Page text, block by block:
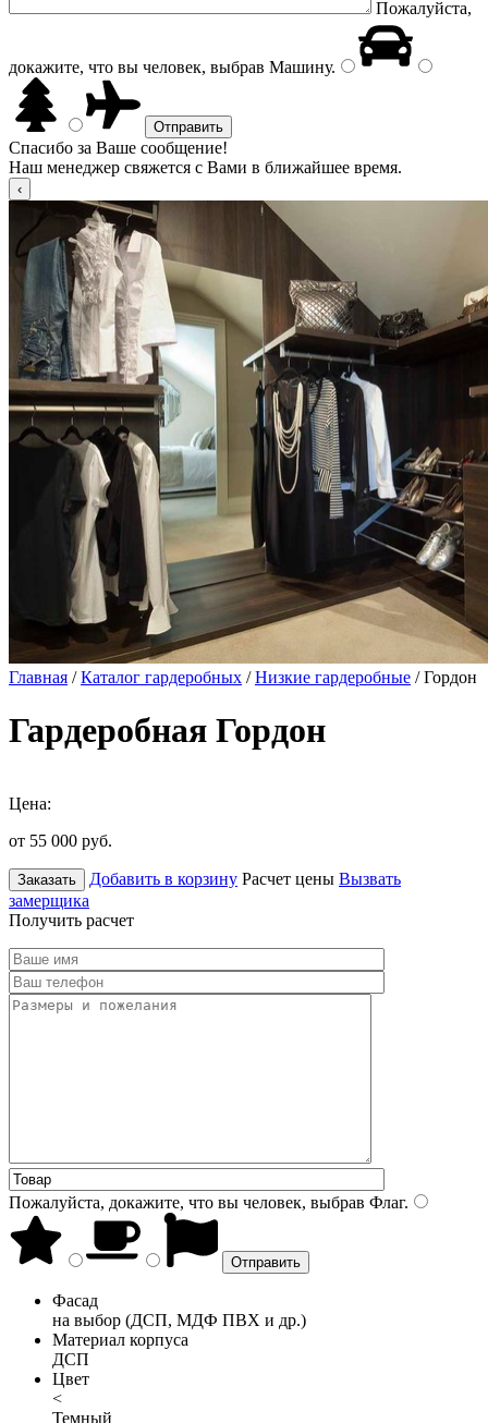
Пожалуйста,
докажите, что вы человек, выбрав Машину.
Спасибо за Ваше сообщение!
Наш менеджер свяжется с Вами в ближайшее время.
Главная /Каталог гардеробных /Низкие гардеробные / Гордон
Гардеробная Гордон
Цена:
от 55 000 руб.
Заказать Добавить в корзину Расчет цены Вызвать
замерщика
Получить расчет
Пожалуйста, докажите, что вы человек, выбрав Флаг.
Фасад
на выбор (ДСП, МДФ ПВХ и др.)
Материал корпуса
ДСП
Цвет
<
Темный